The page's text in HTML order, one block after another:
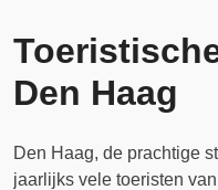
Den Haag
Den Haag, de prachtige
jaarlijks vele toeristen